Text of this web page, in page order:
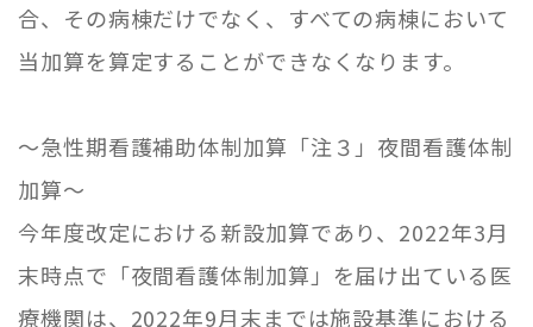
合、その病棟だけでなく、すべての病棟において
当加算を算定することができなくなります。
～急性期看護補助体制加算「注３」夜間看護体制
加算～
今年度改定における新設加算であり、 2022年3月
末時点で「夜間看護体制加算」を届け出ている医
療機関は、 2022年9月末までは施設基準における